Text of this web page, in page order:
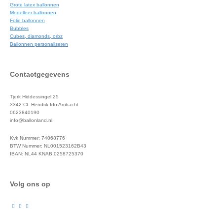
Grote latex ballonnen
Modelleer ballonnen
Folie ballonnen
Bubbles
Cubes, diamonds, orbz
Ballonnen personaliseren
Contactgegevens
Tjerk Hiddessingel 25
3342 CL Hendrik Ido Ambacht
0623840190
info@ballonland.nl
Kvk Nummer: 74068776
BTW Nummer: NL001523162B43
IBAN: NL44 KNAB 0258725370
Volg ons op